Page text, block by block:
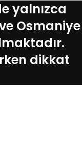
yalnızca
Osmaniye
dikkat